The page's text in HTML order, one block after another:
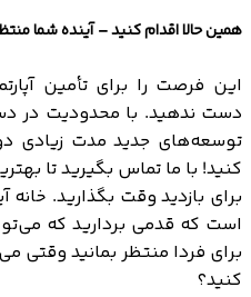
همین حالا اقدام کنید – آینده شما
این فرصت را برای تأمین
دست ندهید. با محدودیت در
توسعه‌های جدید مدت زیادی
کنید! با ما تماس بگیرید تا
برای بازدید وقت بگذارید.
است که قدمی بردارید که
برای فردا منتظر بمانید وقتی
کنید؟